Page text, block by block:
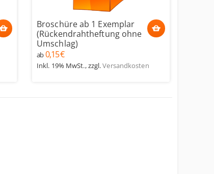
Broschüre ab 1 Exemplar
(Rückendrahtheftung ohne
Umschlag)
ab 0,15 €
Inkl. 19% MwSt.,zzgl.Versandkosten